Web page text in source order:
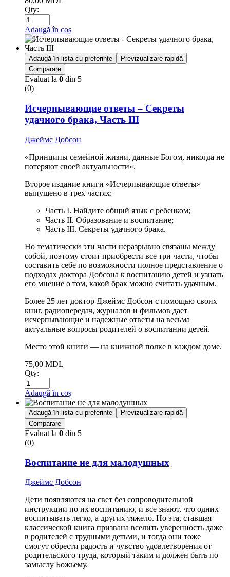
Qty:
Adaugă în coș
Adaugă în lista cu preferințe
Previzualizare rapidă
Comparare
Evaluat la 0 din 5
(0)
Исчерпывающие ответы – Секреты
удачного брака, Часть III
Джеймс Добсон
«Принципы семейной жизни, данные Богом, никогда не
потеряют своей актуальности».
Второе издание книги «Исчерпывающие ответы»
выпущено в трех частях:
Часть I. Найдите общий язык с ребенком;
Часть II. Образование и воспитание;
Часть III. Секреты удачного брака.
Но тематически эти части неразрывно связаны между
собой, поэтому стоит приобрести все три части, чтобы
составить себе по возможности полное представление о
подходах доктора Добсона к воспитанию детей и узнать
его мнение о том, какой брак можно считать удачным.
Более 25 лет доктор Джеймс Добсон с помощью своих
книг, радиопередач, журналов и фильмов дает
исчерпывающие и надежные ответы на весьма
актуальные вопросы родителей о воспитании детей.
Место этой книги — на книжной полке в каждом доме.
75,00 MDL
Qty:
Adaugă în coș
Adaugă în lista cu preferințe
Previzualizare rapidă
Comparare
Evaluat la 0 din 5
(0)
Воспитание не для малодушных
Джеймс Добсон
Дети появляются на свет без сопроводительной
инструкции по их воспитанию, и все знают, что одних
воспитывать легко, а других тяжело. Но эта, ставшая
классической книга призвана вселить уверенность даже
в родителей с трудными детьми, и тогда они тоже
смогут обрести радость и чувство удовлетворения от
родительского труда, который таким и должен быть по
замыслу Божьему.